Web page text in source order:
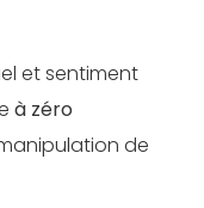
et sentiment
à zéro
de